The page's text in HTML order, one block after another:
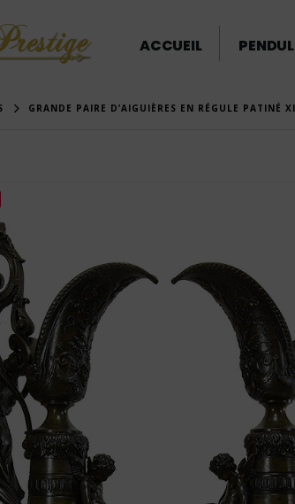
ACCUEIL
GRANDE PAIRE D’AIGUIÈRES EN RÉGULE PATINÉ